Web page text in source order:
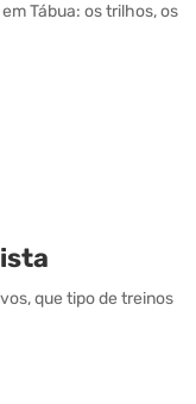
Tábua: os trilhos, os
que tipo de treinos